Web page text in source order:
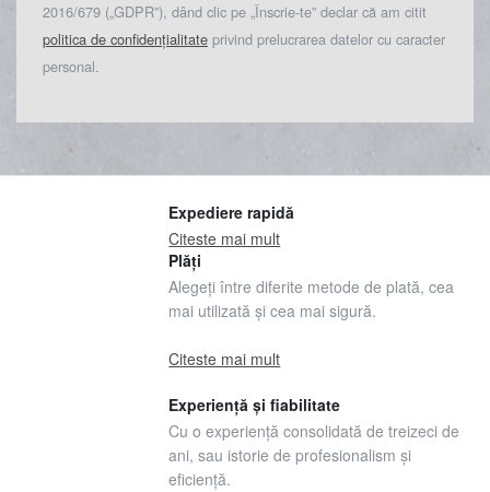
2016/679 („GDPR”), dând clic pe „Înscrie-te” declar că am citit
politica de confidențialitate privind prelucrarea datelor cu caracter
personal.
Expediere rapidă
Citeste mai mult
Plăți
Alegeți între diferite metode de plată, cea
mai utilizată și cea mai sigură.
Citeste mai mult
Experiență și fiabilitate
Cu o experiență consolidată de treizeci de
ani, sau istorie de profesionalism și
eficiență.